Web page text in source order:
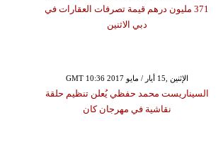
371 مليون درهم قيمة تصرفات العقارات في
دبي الاثنين
GMT 10:36 2017 الإثنين ,15 أيار / مايو
السيناريست محمد حفظي يُعلن تنظيم حلقة
نقاشية في مهرجان كان